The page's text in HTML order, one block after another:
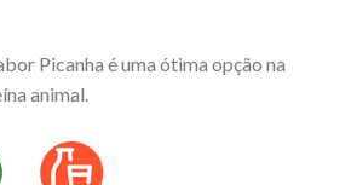
Picanha é uma ótima opção na
animal.